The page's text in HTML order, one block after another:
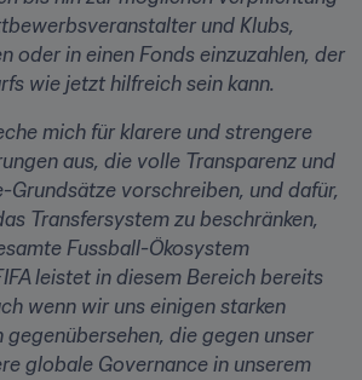
und Klubs,
oder in einen Fonds einzuzahlen, der
wie jetzt hilfreich sein kann.
mich für klarere und strengere
aus, die volle Transparenz und
Grundsätze vorschreiben, und dafür,
Transfersystem zu beschränken,
Fussball-Ökosystem
leistet in diesem Bereich bereits
wenn wir uns einigen starken
die gegen unser
globale Governance in unserem